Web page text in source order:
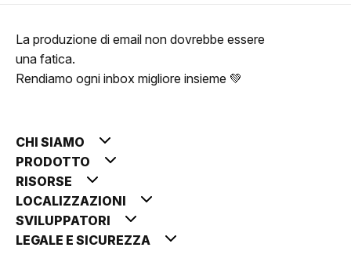
La produzione di email non dovrebbe essere
una fatica.
Rendiamo ogni inbox migliore insieme 💚
CHI SIAMO
PRODOTTO
RISORSE
LOCALIZZAZIONI
SVILUPPATORI
LEGALE E SICUREZZA